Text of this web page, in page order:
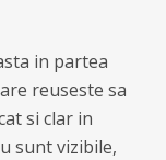
in partea
reuseste sa
si clar in
sunt vizibile,